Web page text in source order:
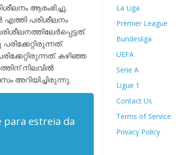
ആരംഭിച്ചു.
പരിശീലനം
കഴിഞ്ഞ
നിലവിൽ
അറിയിച്ചിരുന്നു.
para estreia da
La Liga
Premier League
Bundesliga
UEFA
Serie A
Ligue 1
Contact Us
Terms of Service
Privacy Policy